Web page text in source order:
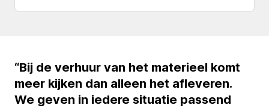
“Bij de verhuur van het materieel komt
meer kijken dan alleen het afleveren.
We geven in iedere situatie passend